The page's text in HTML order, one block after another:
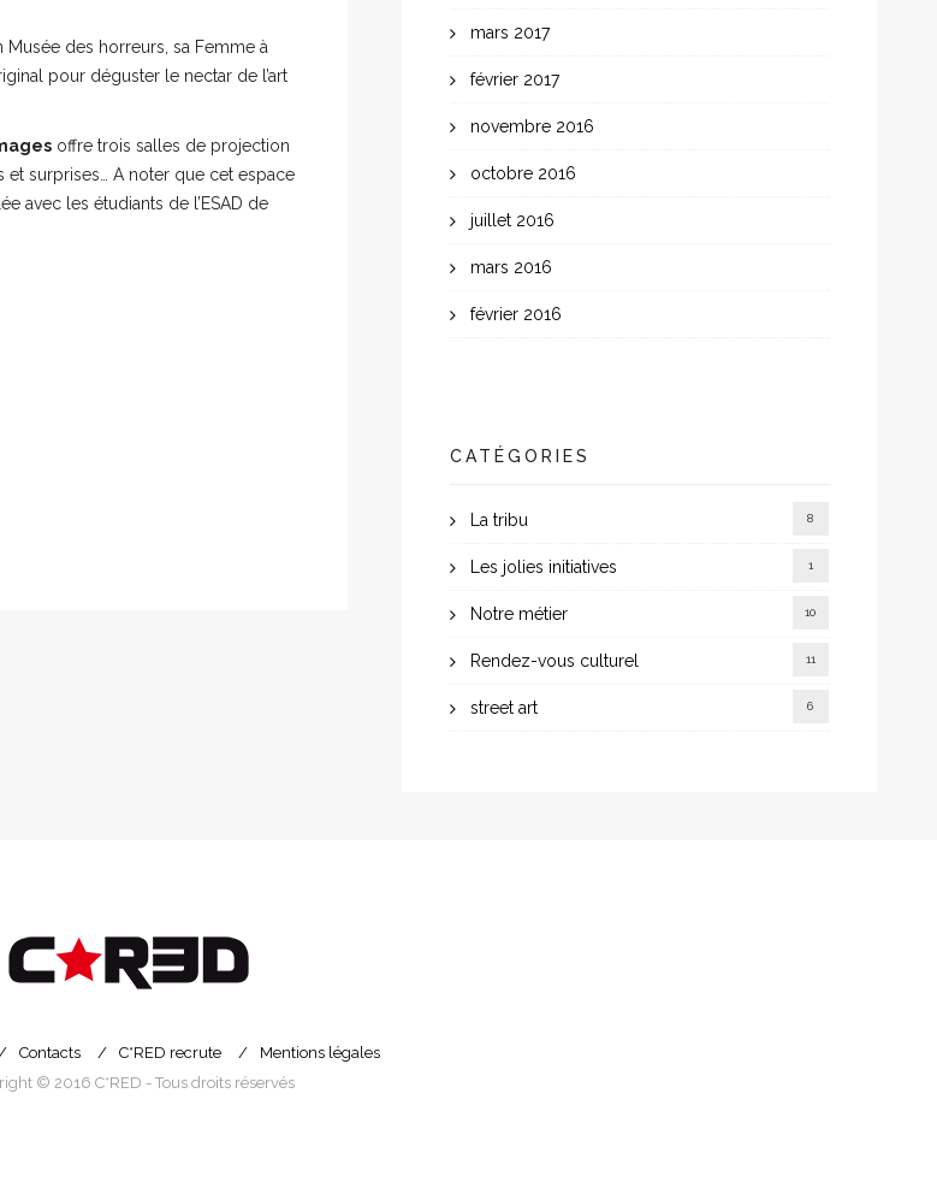
Musée des horreurs, sa Femme à
pour déguster le nectar de l’art
offre trois salles de projection
surprises… A noter que cet espace
avec les étudiants de l’ESAD de
mars 2017
février 2017
novembre 2016
octobre 2016
juillet 2016
mars 2016
février 2016
CATÉGORIES
La tribu 8
Les jolies initiatives 1
Notre métier 10
Rendez-vous culturel 11
street art 6
Contacts C*RED recrute
Mentions légales
© 2016 C*RED - Tous droits réservés